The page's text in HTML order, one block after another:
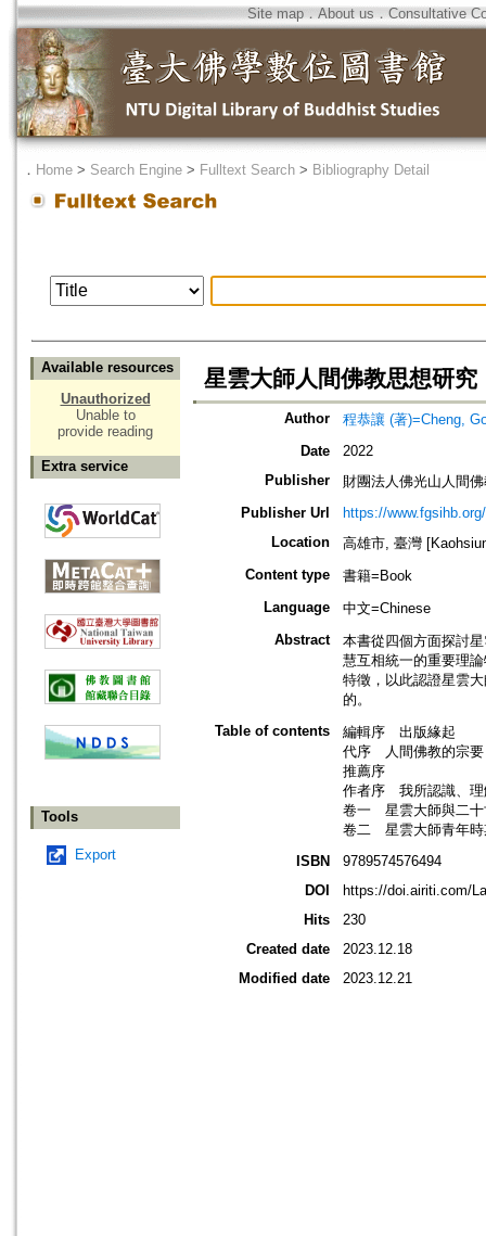
Site map．About us ． Consultative
． Home > Search Engine > Fulltext Search > Bibliography Detail
Available resources
Unauthorized
Unable to
provide reading
Extra service
Tools
Export
星雲大師人間佛教思想研究
Author
程恭讓 (著)=Cheng,
Date
2022
Publisher
財團法人佛光山人間
Publisher Url
https://
Location
高雄市, 臺灣
Content type
書籍=Book
Language
中文=Chinese
Abstract
本書從四個方面探討
慧互相統一的重要理
特徵，以此認證星雲
的。
Table of contents
編輯序 出版緣起
代序 人間佛教的宗
推薦序
作者序 我所認識、
卷一 星雲大師與二十
卷二 星雲大師青年時
ISBN
9789574576494
DOI
https://doi.airiti.com/
Hits
230
Created date
2023.12.18
Modified date
2023.12.21